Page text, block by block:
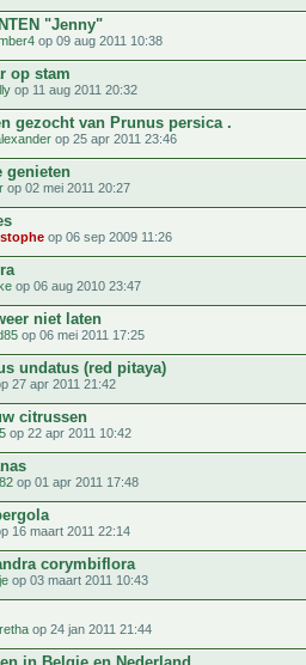
"Jenny"
op 09 aug 2011 10:38
op stam
op 11 aug 2011 20:32
gezocht van Prunus persica .
op 25 apr 2011 23:46
genieten
op 02 mei 2011 20:27
op 06 sep 2009 11:26
op 06 aug 2010 23:47
niet laten
op 06 mei 2011 17:25
undatus (red pitaya)
27 apr 2011 21:42
citrussen
op 22 apr 2011 10:42
op 01 apr 2011 17:48
16 maart 2011 22:14
corymbiflora
op 03 maart 2011 10:43
op 24 jan 2011 21:44
in Belgie en Nederland